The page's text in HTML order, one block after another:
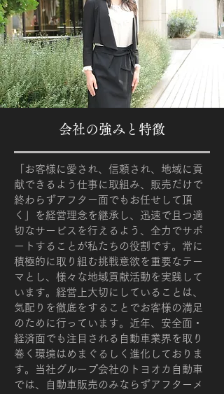
会社の強みと特徴
「お客様に愛され、信頼され、地域に貢
献できるよう仕事に取組み、販売だけで
終わらずアフター面でもお任せして頂
く」を経営理念を継承し、迅速で且つ適
切なサービスを行えるよう、全力でサポ
ートすることが私たちの役割です。常に
積極的に取り組む挑戦意欲を重要なテー
マとし、様々な地域貢献活動を実践して
います。経営上大切にしていることは、
気配りを徹底をすることでお客様の満足
のために行っています。近年、安全面・
経済面でも注目される自動車業界を取り
巻く環境はめまぐるしく進化しておりま
す。当社グループ会社のトヨオカ自動車
では、自動車販売のみならずアフターメ